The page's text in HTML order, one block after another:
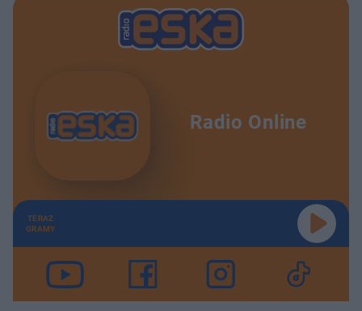
Radio Online
TERAZ
GRAMY